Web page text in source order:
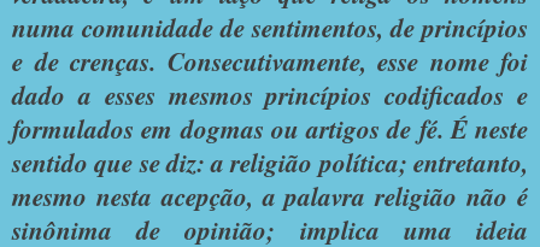
numa comunidade de sentimentos, de princípios
e de crenças. Consecutivamente, esse nome foi
dado a esses mesmos princípios codificados e
formulados em dogmas ou artigos de fé. É neste
sentido que se diz: a religião política; entretanto,
mesmo nesta acepção, a palavra religião não é
sinônima de opinião; implica uma ideia